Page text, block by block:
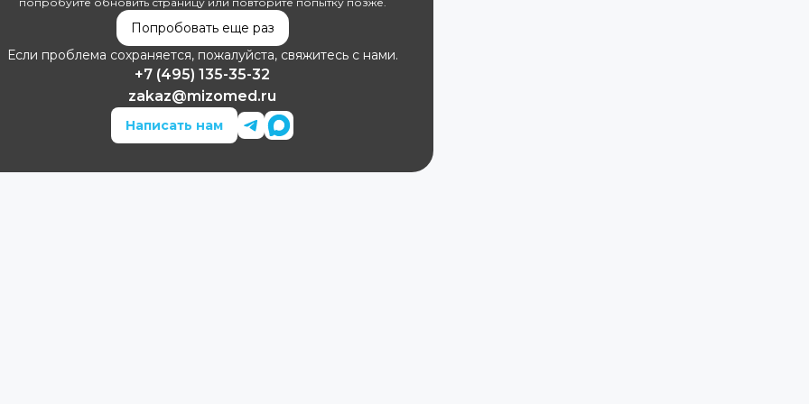
Попробовать еще раз
Если проблема сохраняется, пожалуйста, свяжитесь с нами.
+7 (495) 135-35-32
zakaz@mizomed.ru
Написать нам